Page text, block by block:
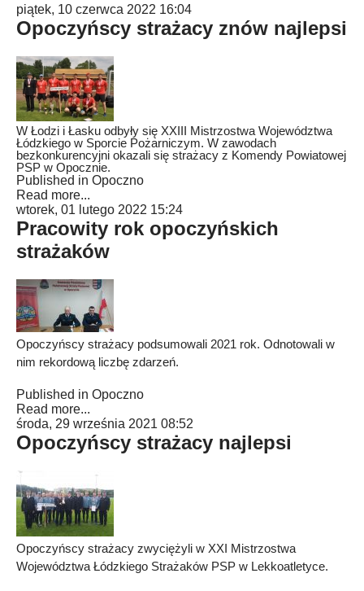
piątek, 10 czerwca 2022 16:04
Opoczyńscy strażacy znów najlepsi
W Łodzi i Łasku odbyły się XXIII Mistrzostwa Województwa
Łódzkiego w Sporcie Pożarniczym. W zawodach
bezkonkurencyjni okazali się strażacy z Komendy Powiatowej
PSP w Opocznie.
Published in Opoczno
Read more...
wtorek, 01 lutego 2022 15:24
Pracowity rok opoczyńskich
strażaków
Opoczyńscy strażacy podsumowali 2021 rok. Odnotowali w
nim rekordową liczbę zdarzeń.
Published in Opoczno
Read more...
środa, 29 września 2021 08:52
Opoczyńscy strażacy najlepsi
Opoczyńscy strażacy zwyciężyli w XXI Mistrzostwa
Województwa Łódzkiego Strażaków PSP w Lekkoatletyce.